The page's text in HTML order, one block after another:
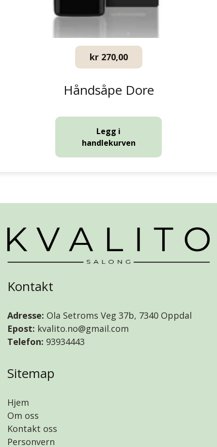
kr270,00
Håndsåpe Dore
Legg i
handlekurven
Kontakt
Adresse: Ola Setroms Veg 37b, 7340 Oppdal
Epost: kvalito.no@gmail.com
Telefon: 93934443
Sitemap
Hjem
Om oss
Kontakt oss
Personvern